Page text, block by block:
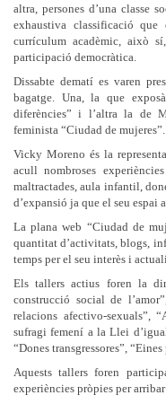
altra, persones d’una classe
exhaustiva classificació
currículum acadèmic, això
participació democràtica.
Dissabte dematí es varen
bagatge. Una, la que
diferències” i l’altra la de
feminista “Ciudad de mujeres”.
Vicky Moreno és la
acull nombroses
maltractades, aula infantil,
d’expansió ja que el seu espai
La plana web “Ciudad de
quantitat d’activitats, blogs,
temps per el seu interès i
Els tallers actius foren la
construcció social de
relacions afectivo-sexuals”,
sufragi femení a la Llei
“Dones transgressores”,
Aquests tallers foren
experiències pròpies per